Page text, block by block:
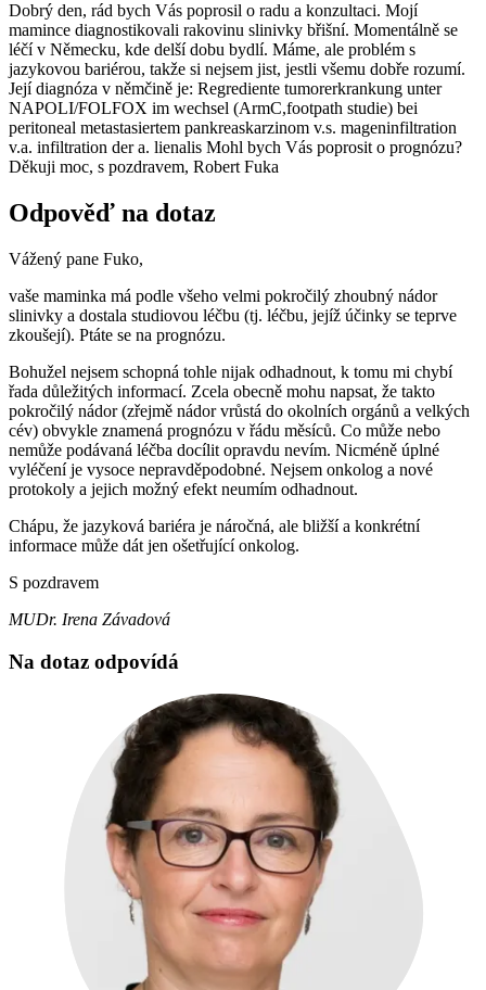
Dobrý den, rád bych Vás poprosil o radu a konzultaci. Mojí
mamince diagnostikovali rakovinu slinivky břišní. Momentálně se
léčí v Německu, kde delší dobu bydlí. Máme, ale problém s
jazykovou bariérou, takže si nejsem jist, jestli všemu dobře rozumí.
Její diagnóza v němčině je: Regrediente tumorerkrankung unter
NAPOLI/FOLFOX im wechsel (ArmC,footpath studie) bei
peritoneal metastasiertem pankreaskarzinom v.s. mageninfiltration
v.a. infiltration der a. lienalis Mohl bych Vás poprosit o prognózu?
Děkuji moc, s pozdravem, Robert Fuka
Odpověď na dotaz
Vážený pane Fuko,
vaše maminka má podle všeho velmi pokročilý zhoubný nádor
slinivky a dostala studiovou léčbu (tj. léčbu, jejíž účinky se teprve
zkoušejí). Ptáte se na prognózu.
Bohužel nejsem schopná tohle nijak odhadnout, k tomu mi chybí
řada důležitých informací. Zcela obecně mohu napsat, že takto
pokročilý nádor (zřejmě nádor vrůstá do okolních orgánů a velkých
cév) obvykle znamená prognózu v řádu měsíců. Co může nebo
nemůže podávaná léčba docílit opravdu nevím. Nicméně úplné
vyléčení je vysoce nepravděpodobné. Nejsem onkolog a nové
protokoly a jejich možný efekt neumím odhadnout.
Chápu, že jazyková bariéra je náročná, ale bližší a konkrétní
informace může dát jen ošetřující onkolog.
S pozdravem
MUDr. Irena Závadová
Na dotaz odpovídá